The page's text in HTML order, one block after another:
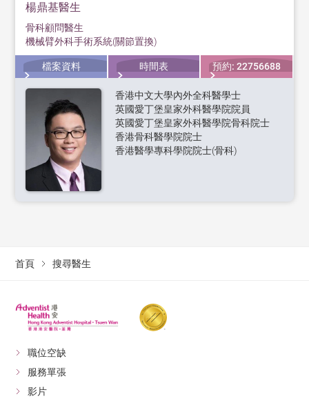
楊鼎基醫生
骨科顧問醫生
機械臂外科手術系統(關節置換)
檔案資料 時間表 預約: 22756688
香港中文大學內外全科醫學士
英國愛丁堡皇家外科醫學院院員
英國愛丁堡皇家外科醫學院骨科院士
香港骨科醫學院院士
香港醫學專科學院院士(骨科)
首頁 搜尋醫生
職位空缺
服務單張
影片